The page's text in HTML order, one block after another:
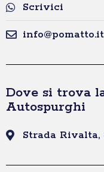
Scrivici
info@pomatto.it
Dove si trova
Autospurghi
Strada Rivalta,